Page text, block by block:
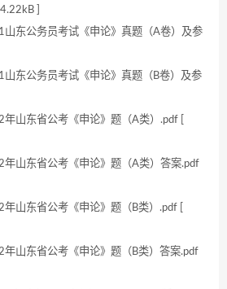
]
公务员考试《申论》真题（A卷）及参
公务员考试《申论》真题（B卷）及参
东省公考《申论》题（A类）.pdf [
东省公考《申论》题（A类）答案.pdf
东省公考《申论》题（B类）.pdf [
东省公考《申论》题（B类）答案.pdf